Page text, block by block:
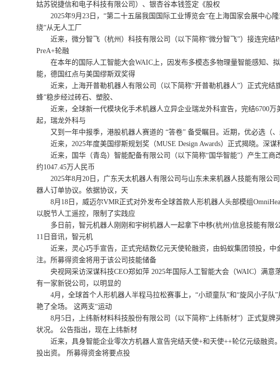
姑苏锐捷信和电子科技有限公司）、银杏谷本钱签定《股权
2025年9月23日，“第二十五届我国国际工业博览会”在上海国家会展中心
绕“从无人工厂
近来，微分智飞（杭州）科技有限公司（以下简称“微分智飞”）接连完结
PreA+轮融
在本年的国际人工智能大会WAIC上，因发布多模态多物理量智能感知、
能，德国红点与美国缪斯双奖得
近来，上海开普勒机器人有限公司（以下简称“开普勒机器人”）正式完结
蜂”稳步经过砖石、塑胶、
近来，全球新一代模块化手术机器人立异企业瑞龙外科宣告，完结6700万
起，瑞龙外科与
又到一年中报季，港股机器人赛道的 “答卷” 备受瞩目。近期，优必选（、
近来，2025年度美国缪斯规划奖（MUSE Design Awards）正式揭晓。深
近来，国华（青岛）智能配备有限公司（以下简称“国华智能”）产生工商
约1047.45万人民币
2025年8月20日，广东天太机器人有限公司与山东未来机器人技能有限公
器人订单协议。依据协议，天
8月18日，威迈尔VMR正式对外发布全球首款人形机器人头部模组
以脱节人工遥控，限制了实践应
多日前，智元机器人刚刚和宇树机器人一起拿下中移(杭州)信息技能有限公
11日音讯，智元机
近来，灵心巧手宣告，正式完结数亿元天使轮融资，由蚂蚁集团领投，中
注。所募得资金将用于该公司技能储备
央视网采访深谋科技CEO郑如萍 2025年国际人工智能大会（WAIC）满意
有一家新锐公司，以明显的
4月，全球首个人形机器人半程马拉松赛事上，“小顽童队”和“旋风小子队”
艳了全场。 这两支“运动
8月5日，上纬新材料科技股份有限公司（以下简称“上纬新材”）正式复牌
状况。 公告指出，现在上纬新材
近来，具身智能企业零次方机器人宣告完结天使+和天使++轮亿元级融资
投出资。 所募得资金将要点投